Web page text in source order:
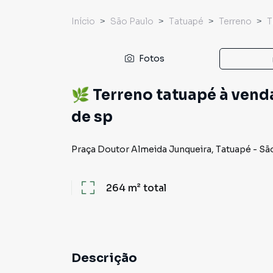
Início São Paulo Tatuapé Terreno
Fotos
🌿 Terreno tatuapé à
de sp
Praça Doutor Almeida Junqueira, Tatuapé -
264 m²total
Descrição